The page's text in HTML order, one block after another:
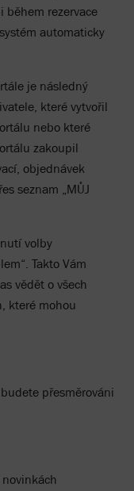
rezervace
automaticky
je následný
které vytvořil
nebo které
zakoupil
objednávek
seznam „MŮJ
volby
Takto Vám
vědět o všech
které mohou
přesměrováni